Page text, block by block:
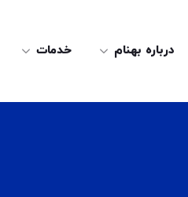
درباره بهنام خدمات